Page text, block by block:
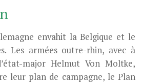
envahit la Belgique et le
Les armées outre-rhin, avec à
major Helmut Von Moltke,
leur plan de campagne, le Plan